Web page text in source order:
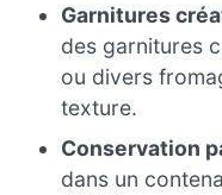
Garnitures
des garnitures
ou divers
texture.
Conservation
dans un